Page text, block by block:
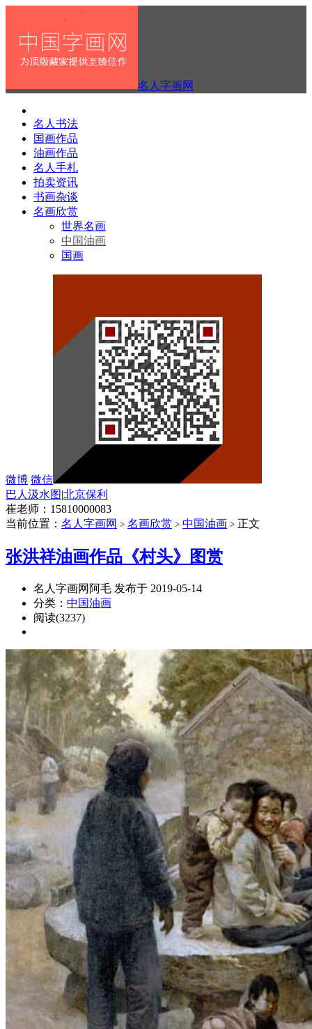
名人字画网
名人书法
国画作品
油画作品
名人手札
拍卖资讯
书画杂谈
名画欣赏
世界名画
中国油画
国画
微博 微信
巴人汲水图|北京保利
崔老师：15810000083
当前位置： 名人字画网 > 名画欣赏 > 中国油画 > 正文
张洪祥油画作品《村头》图赏
名人字画网阿毛 发布于 2019-05-14
分类： 中国油画
阅读(3237)